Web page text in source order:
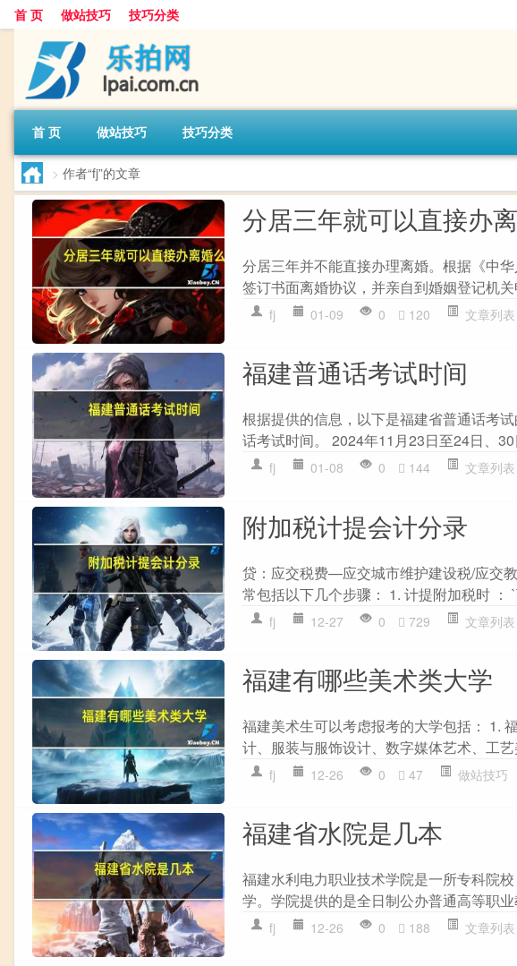
首 页 做站技巧 技巧分类
首 页 做站技巧 技巧分类
> 作者“fj”的文章
分居三年就可以直接办
分居三年并不能直接办理离婚。根据《中
签订书面离婚协议，并亲自到婚姻登记机
fj 01-09 0 120 文章列表
福建普通话考试时间
根据提供的信息，以下是福建省普通话考
话考试时间。 2024年11月23日至24日、
fj 01-08 0 144 文章列表
附加税计提会计分录
贷：应交税费—应交城市维护建设税/应交
常包括以下几个步骤： 1. 计提附加税时 ：
fj 12-27 0 729 文章列表
福建有哪些美术类大学
福建美术生可以考虑报考的大学包括： 1.
计、服装与服饰设计、数字媒体艺术、工
fj 12-26 0 47 做站技巧
福建省水院是几本
福建水利电力职业技术学院是一所专科院
学。学院提供的是全日制公办普通高等职
fj 12-26 0 188 文章列表